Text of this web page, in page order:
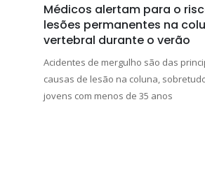
Médicos alertam para o
lesões permanentes na
vertebral durante o verão
Acidentes de mergulho são das
causas de lesão na coluna,
jovens com menos de 35 anos